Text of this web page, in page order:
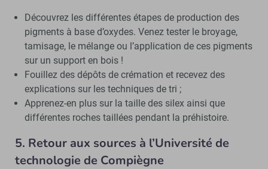
Découvrez les différentes étapes de production des
pigments à base d’oxydes. Venez tester le broyage,
tamisage, le mélange ou l’application de ces pigments
sur un support en bois !
Fouillez des dépôts de crémation et recevez des
explications sur les techniques de tri ;
Apprenez-en plus sur la taille des silex ainsi que
différentes roches taillées pendant la préhistoire.
5. Retour aux sources à l’Université de
technologie de Compiègne